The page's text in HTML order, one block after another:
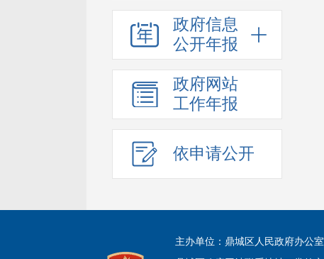
税费优惠减免政策
法治政府建设情况年报
主动公开事项目录
鼎城区基层政务公开
政府信息
公开年报
政府网站
工作年报
依申请公开
主办单位：鼎城区人民政府办公室